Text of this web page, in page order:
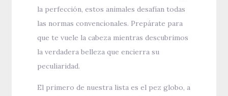
la perfección, estos animales desafían todas
las normas convencionales. Prepárate para
que te vuele la cabeza mientras descubrimos
la verdadera belleza que encierra su
peculiaridad.
El primero de nuestra lista es el pez globo, a